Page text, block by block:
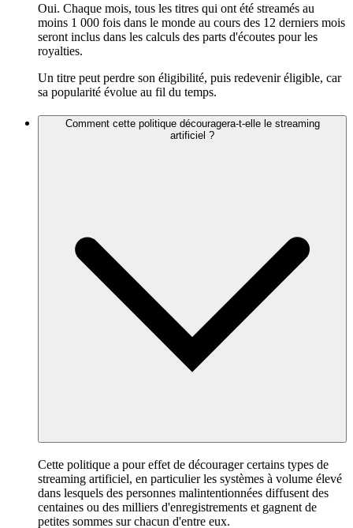
Oui. Chaque mois, tous les titres qui ont été streamés au
moins 1 000 fois dans le monde au cours des 12 derniers mois
seront inclus dans les calculs des parts d'écoutes pour les
royalties.
Un titre peut perdre son éligibilité, puis redevenir éligible, car
sa popularité évolue au fil du temps.
Comment cette politique découragera-t-elle le streaming
artificiel ?
Cette politique a pour effet de décourager certains types de
streaming artificiel, en particulier les systèmes à volume élevé
dans lesquels des personnes malintentionnées diffusent des
centaines ou des milliers d'enregistrements et gagnent de
petites sommes sur chacun d'entre eux.